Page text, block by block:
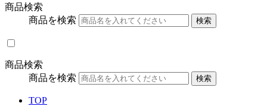
商品検索
商品を検索
検索
商品検索
商品を検索
検索
TOP